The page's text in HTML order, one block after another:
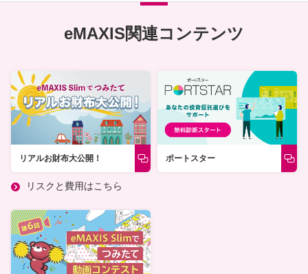
eMAXIS関連コンテンツ
リアルお財布大公開！
リスクと費用はこちら
ポートスター